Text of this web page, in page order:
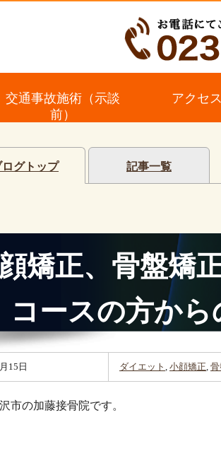
交通事故施術（示談
前）
アクセ
ログトップ 記事一覧
矯正、骨盤矯
コースの方から
15日 ダイエット , 小顔矯正,
市の加藤接骨院です。